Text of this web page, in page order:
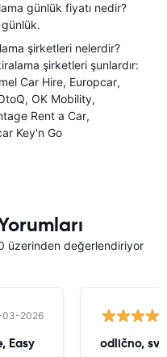
günlük fiyatı nedir?
günlük.
şirketleri nelerdir?
şirketleri şunlardır:
Car Hire Europcar
OK Mobility
Rent a Car
Key'n Go
üzerinden değerlendiriyor
2026
Easy odlično,